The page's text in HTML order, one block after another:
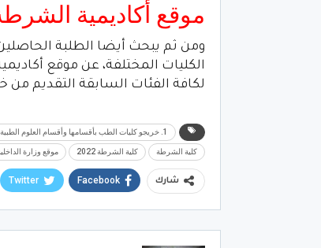
موقع أكاديمية
ومن ثم يبحث أيضا الطلبة
الكليات المختلفة، عن موقع
لكافة الفئات السابقة التقديم من
1. خريجو كليات الطب بأقسامها وأقسام العلوم الطبية المساعدة.
كلية الشرطة كلية الشرطة 2022 موقع وزارة
شارك Facebook
Twitter